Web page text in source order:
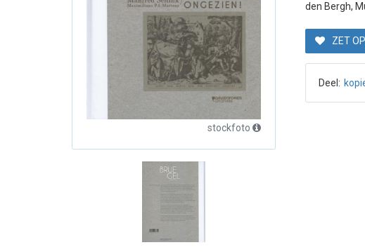
stockfoto
den Bergh,
ZET
Deel: